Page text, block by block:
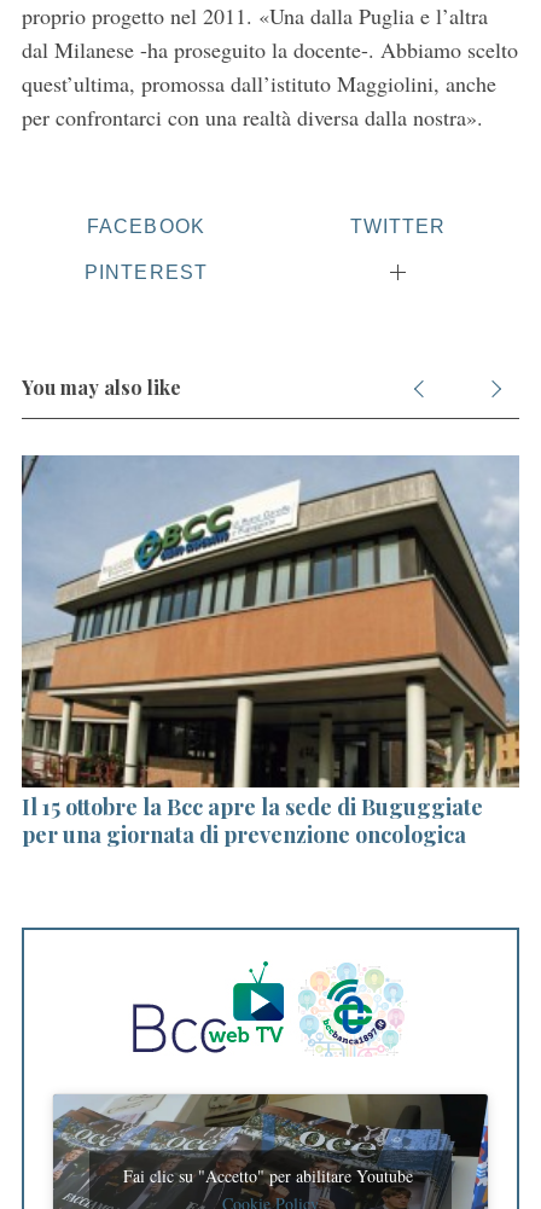
proprio progetto nel 2011. «Una dalla Puglia e l’altra
dal Milanese -ha proseguito la docente-. Abbiamo scelto
quest’ultima, promossa dall’istituto Maggiolini, anche
per confrontarci con una realtà diversa dalla nostra».
FACEBOOK TWITTER
PINTEREST
You may also like
Il 15 ottobre la Bcc apre la sede di Buguggiate
per una giornata di prevenzione oncologica
Fai clic su "Accetto" per abilitare Youtube
e
a
r
c
h
f